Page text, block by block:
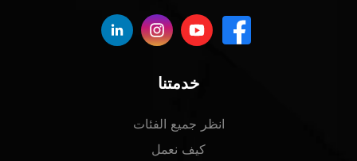
خدمتنا
انظر جميع الفئات
كيف نعمل